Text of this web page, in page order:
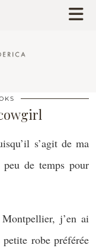
s’agit de ma
de temps pour
j’en ai
robe préférée